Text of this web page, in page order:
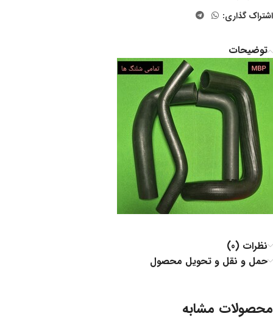
اشتراک گذاری:
توضیحات
نظرات (0)
حمل و نقل و تحویل محصول
محصولات مشابه